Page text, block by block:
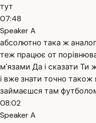
тут
07:48
Speaker A
абсолютно така ж
теж працює от
м'язами Да і сказати
і вже знати точно
займаєшся там
08:02
Speaker A